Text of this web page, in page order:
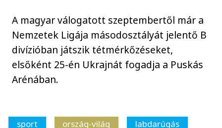
A magyar válogatott szeptembertől már a
Nemzetek Ligája másodosztályát jelentő B
divízióban játszik tétmérkőzéseket,
elsőként 25-én Ukrajnát fogadja a Puskás
Arénában.
sport ország-világ labdarúgás